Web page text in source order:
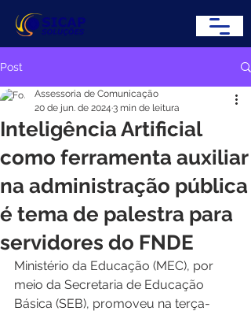
Post
Inteligência Artificial
como ferramenta auxiliar
na administração pública
é tema de palestra para
servidores do FNDE
Assessoria de Comunicação
20 de jun. de 2024 3 min de leitura
Ministério da Educação (MEC), por
meio da Secretaria de Educação
Básica (SEB), promoveu na terça-